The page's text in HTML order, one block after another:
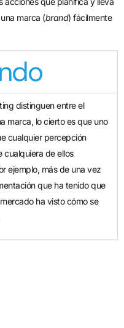
marca (brand) fácilmente
distinguen entre el
marca, lo cierto es que uno
cualquier percepción
cualquiera de ellos
ejemplo, más de una vez
que ha tenido que
ha visto cómo se